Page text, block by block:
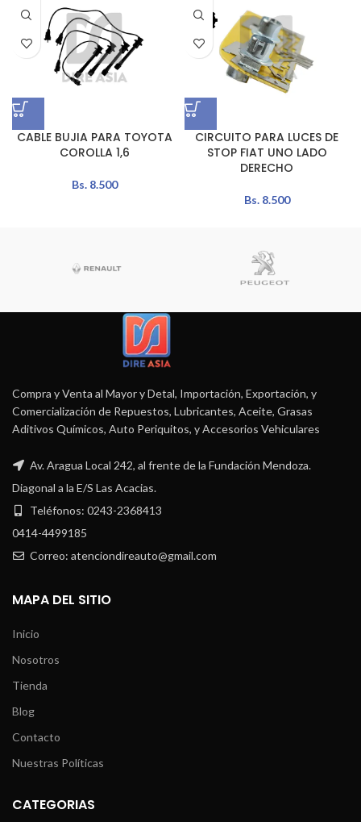
CABLE BUJIA PARA TOYOTA
COROLLA 1,6
Bs.8.500
CIRCUITO PARA LUCES DE
STOP FIAT UNO LADO
DERECHO
Bs.8.500
Compra y Venta al Mayor y Detal, Importación, Exportación, y
Comercialización de Repuestos, Lubricantes, Aceite, Grasas
Aditivos Químicos, Auto Periquitos, y Accesorios Vehiculares
Av. Aragua Local 242, al frente de la Fundación Mendoza.
Diagonal a la E/S Las Acacias.
Teléfonos: 0243-2368413
0414-4499185
Correo: atenciondireauto@gmail.com
MAPA DEL SITIO
Inicio
Nosotros
Tienda
Blog
Contacto
Nuestras Políticas
CATEGORIAS